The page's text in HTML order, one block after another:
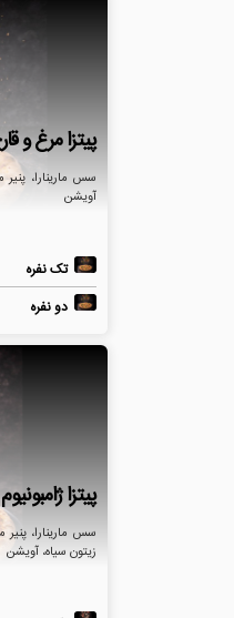
پیتزا مرغ و
سس مارینارا،
آویشن
تک نفره
دو نفره
پیتزا ژامبونیوم
زیتون سیاه، آویشن